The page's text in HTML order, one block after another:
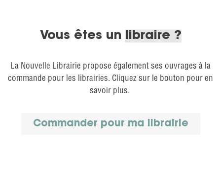
Vous êtes un libraire ?
La Nouvelle Librairie propose également ses ouvrages à la
commande pour les librairies. Cliquez sur le bouton pour en
savoir plus.
Commander pour ma librairie